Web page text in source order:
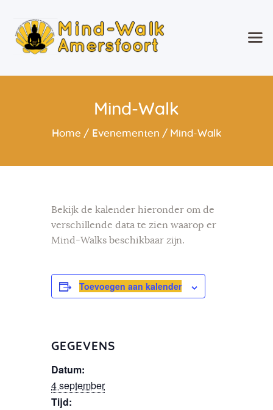
Mind-Walk
Home Evenementen Mind-Walk
Mind-Walk Amersfoort
Wat is Mind-Walk®?
Over mij
Wekelijkse Mind-Walk &
Geef Mind-Walk cadeau
Mind-Walk op verzoek
Bekijk de kalender hieronder om de
verschillende data te zien waarop er
Mind-Walks beschikbaar zijn.
Toevoegen aan kalender
GEGEVENS
Datum:
4 september
Tijd: